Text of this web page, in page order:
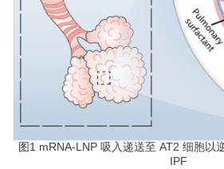
图1 mRNA-LNP 吸入递送至 AT2 细胞以
IPF